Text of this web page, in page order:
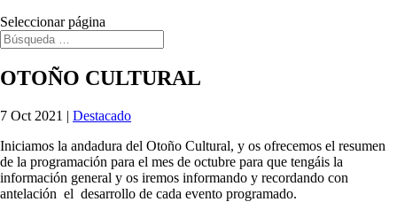
Seleccionar página
OTOÑO CULTURAL
7 Oct 2021 | Destacado
Iniciamos la andadura del Otoño Cultural, y os ofrecemos el resumen
de la programación para el mes de octubre para que tengáis la
información general y os iremos informando y recordando con
antelación el desarrollo de cada evento programado.